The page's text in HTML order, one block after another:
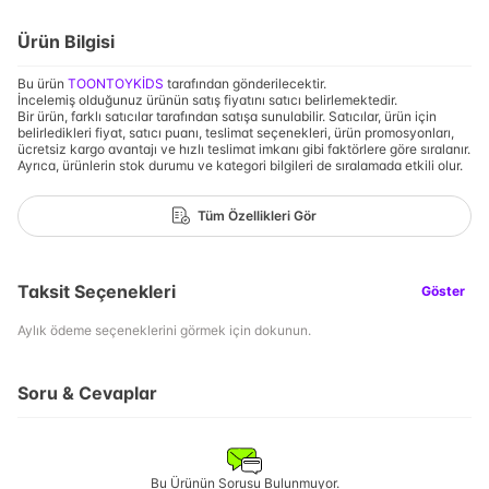
Ürün Bilgisi
Bu ürün TOONTOYKİDS tarafından gönderilecektir.
İncelemiş olduğunuz ürünün satış fiyatını satıcı belirlemektedir.
Bir ürün, farklı satıcılar tarafından satışa sunulabilir. Satıcılar, ürün için
belirledikleri fiyat, satıcı puanı, teslimat seçenekleri, ürün promosyonları,
ücretsiz kargo avantajı ve hızlı teslimat imkanı gibi faktörlere göre sıralanır.
Ayrıca, ürünlerin stok durumu ve kategori bilgileri de sıralamada etkili olur.
Tüm Özellikleri Gör
Taksit Seçenekleri Göster
Aylık ödeme seçeneklerini görmek için dokunun.
Soru & Cevaplar
Bu Ürünün Sorusu Bulunmuyor.